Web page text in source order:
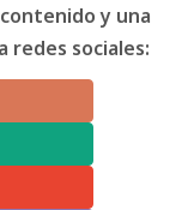
y una
redes sociales: